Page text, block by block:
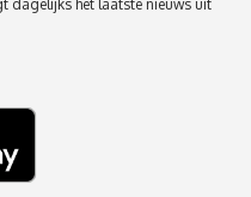
dagelijks het laatste nieuws uit